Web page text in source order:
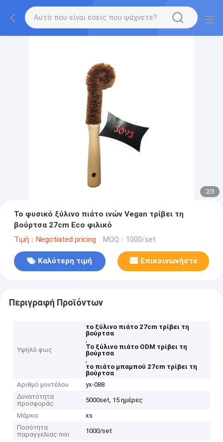
2/3
Το φυσικό ξύλινο πιάτο ινών Vegan τρίβει τη
βούρτσα 27cm Eco φιλικό
Τιμή：Negotiated pricing MOQ：1000/set
Καλύτερη τιμή Επικοινωνήστε
Περιγραφή Προϊόντων
Υψηλό φως
το ξύλινο πιάτο 27cm τρίβει τη
βούρτσα
,
Το ξύλινο πιάτο ODM τρίβει τη
βούρτσα
,
το πιάτο μπαμπού 27cm τρίβει τη
βούρτσα
Αριθμό μοντέλου
yx-088
Δυνατότητα
προσφοράς
5000set, 15 ημέρες
Μάρκα
xs
Ποσότητα
παραγγελίας min
1000/set